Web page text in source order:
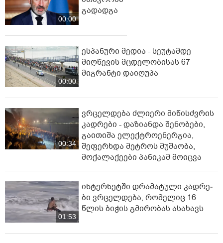
00:00
გადადგა
00:00
ესპანური მედია - სეუტამდე
მიღწევის მცდელობისას 67
მიგრანტი დაიღუპა
00:34
ვრცელდება ძლიერი მიწისძვრის
კადრები - დაზიანდა შენობები,
გაითიშა ელექტროენერგია,
შეფერხდა მეტროს მუშაობა,
მოქალაქეები პანიკამ მოიცვა
01:53
ინ­ტერ­ნეტ­ში დრა­მა­ტუ­ლი კად­რე­
ბი ვრცელდება, რომელიც 16
წლის ბიჭის გმირობას ასახავს